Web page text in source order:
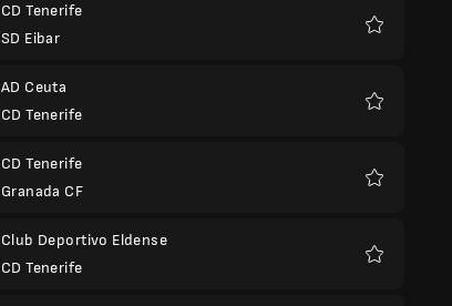
CD Tenerife
SD Eibar
AD Ceuta
CD Tenerife
CD Tenerife
Granada CF
Club Deportivo Eldense
CD Tenerife